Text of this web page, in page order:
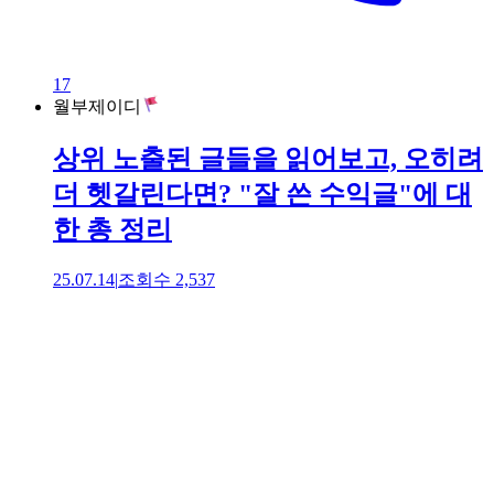
17
월부제이디
상위 노출된 글들을 읽어보고, 오히려
더 헷갈린다면? "잘 쓴 수익글"에 대
한 총 정리
25.07.14|조회수 2,537